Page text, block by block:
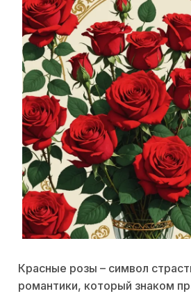
Красные розы – символ
романтики, который знаком